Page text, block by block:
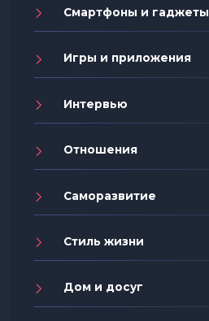
Смартфоны и гаджеты
Игры и приложения
Интервью
Отношения
Саморазвитие
Стиль жизни
Дом и досуг